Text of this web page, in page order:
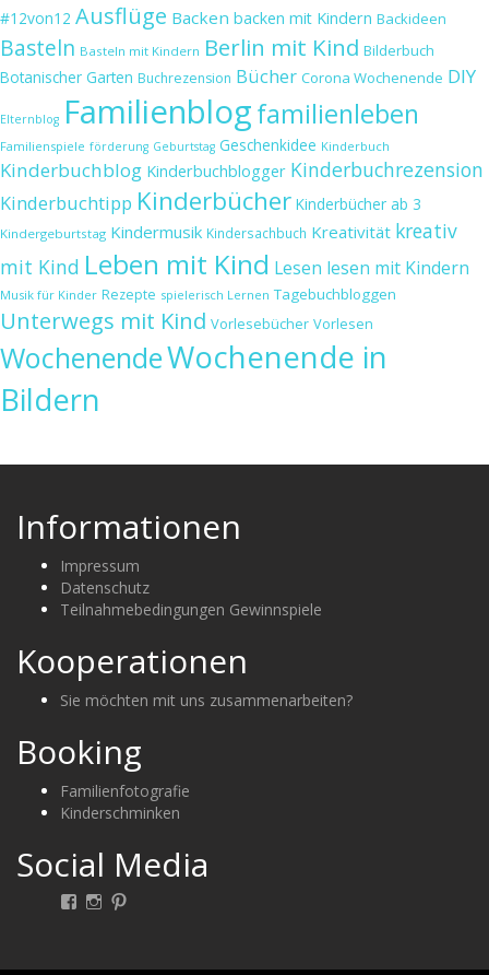
#12von12 Ausflüge Backen backen mit Kindern Backideen
Basteln Basteln mit Kindern Berlin mit Kind Bilderbuch
Botanischer Garten Buchrezension Bücher Corona Wochenende DIY
Elternblog Familienblogfamilienleben
Familienspiele förderung Geburtstag Geschenkidee Kinderbuch
Kinderbuchblog Kinderbuchblogger Kinderbuchrezension
Kinderbuchtipp Kinderbücher Kinderbücher ab 3
Kindergeburtstag Kindermusik Kindersachbuch Kreativität kreativ
mit Kind Leben mit Kind Lesen lesen mit Kindern
Musik für Kinder Rezepte spielerisch Lernen Tagebuchbloggen
Unterwegs mit Kind Vorlesebücher Vorlesen
WochenendeWochenende in
Bildern
Informationen
Impressum
Datenschutz
Teilnahmebedingungen Gewinnspiele
Kooperationen
Sie möchten mit uns zusammenarbeiten?
Booking
Familienfotografie
Kinderschminken
Social Media
FacebookInstagram